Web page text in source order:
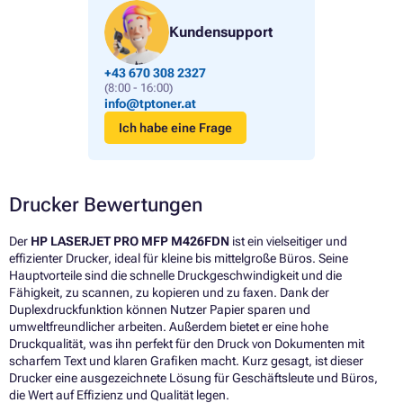
Kundensupport
+43 670 308 2327
(8:00 - 16:00)
info@tptoner.at
Ich habe eine Frage
Drucker Bewertungen
Der HP LASERJET PRO MFP M426FDN ist ein vielseitiger und
effizienter Drucker, ideal für kleine bis mittelgroße Büros. Seine
Hauptvorteile sind die schnelle Druckgeschwindigkeit und die
Fähigkeit, zu scannen, zu kopieren und zu faxen. Dank der
Duplexdruckfunktion können Nutzer Papier sparen und
umweltfreundlicher arbeiten. Außerdem bietet er eine hohe
Druckqualität, was ihn perfekt für den Druck von Dokumenten mit
scharfem Text und klaren Grafiken macht. Kurz gesagt, ist dieser
Drucker eine ausgezeichnete Lösung für Geschäftsleute und Büros,
die Wert auf Effizienz und Qualität legen.